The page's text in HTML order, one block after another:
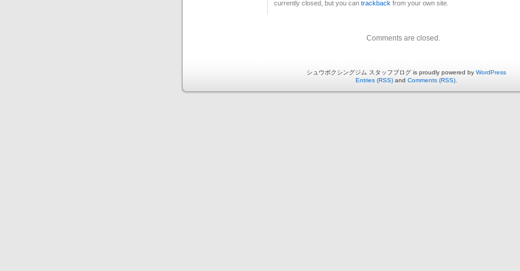
currently closed, but you can trackback from your own site.
Comments are closed.
シュウボクシングジム スタッフブログ is proudly powered by WordPress
Entries (RSS) and Comments (RSS)